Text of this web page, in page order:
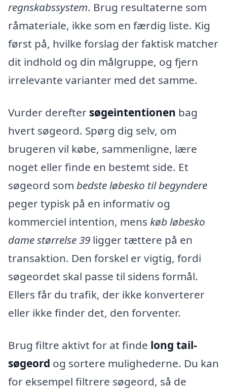
regnskabssystem. Brug resultaterne som
råmateriale, ikke som en færdig liste. Kig
først på, hvilke forslag der faktisk matcher
dit indhold og din målgruppe, og fjern
irrelevante varianter med det samme.
Vurder derefter søgeintentionen bag
hvert søgeord. Spørg dig selv, om
brugeren vil købe, sammenligne, lære
noget eller finde en bestemt side. Et
søgeord som bedste løbesko til begyndere
peger typisk på en informativ og
kommerciel intention, mens køb løbesko
dame størrelse 39 ligger tættere på en
transaktion. Den forskel er vigtig, fordi
søgeordet skal passe til sidens formål.
Ellers får du trafik, der ikke konverterer
eller ikke finder det, den forventer.
Brug filtre aktivt for at finde long tail-
søgeord og sortere mulighederne. Du kan
for eksempel filtrere søgeord, så de